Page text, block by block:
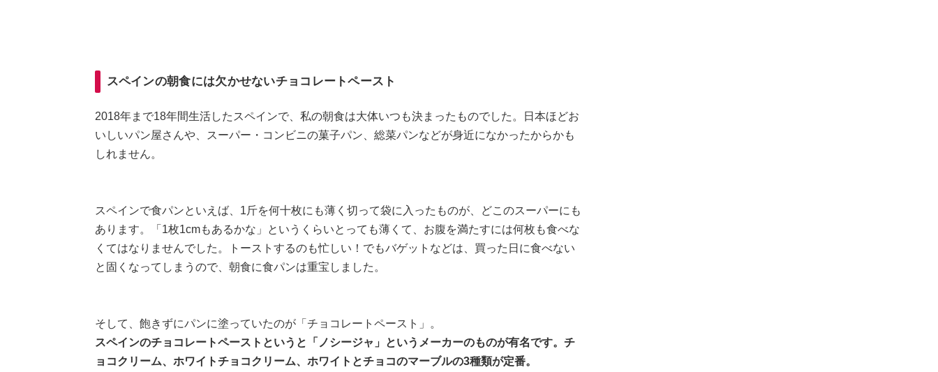
スペインの朝食には欠かせないチョコレートペースト
2018年まで18年間生活したスペインで、私の朝食は大体いつも決まったものでした。日本ほどお
いしいパン屋さんや、スーパー・コンビニの菓子パン、総菜パンなどが身近になかったからかも
しれません。
スペインで食パンといえば、1斤を何十枚にも薄く切って袋に入ったものが、どこのスーパーにも
あります。「1枚1cmもあるかな」というくらいとっても薄くて、お腹を満たすには何枚も食べな
くてはなりませんでした。トーストするのも忙しい！でもバゲットなどは、買った日に食べない
と固くなってしまうので、朝食に食パンは重宝しました。
そして、飽きずにパンに塗っていたのが「チョコレートペースト」。
スペインのチョコレートペーストというと「ノシージャ」というメーカーのものが有名です。チ
ョコクリーム、ホワイトチョコクリーム、ホワイトとチョコのマーブルの3種類が定番。